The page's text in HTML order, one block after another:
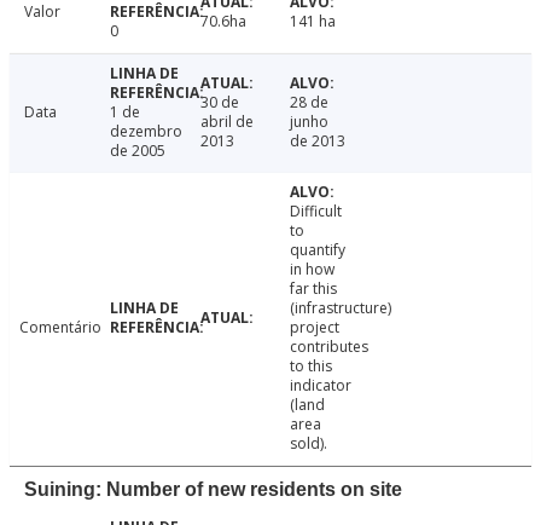
Valor
0
70.6ha 141 ha
Data
1 de
dezembro
de 2005
30 de
abril de
2013
28 de
junho
de 2013
Comentário
Difficult
to
quantify
in how
far this
(infrastructure)
project
contributes
to this
indicator
(land
area
sold).
Suining: Number of new residents on site